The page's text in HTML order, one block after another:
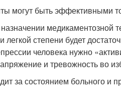
могут быть эффективными
медикаментозной
легкой степени будет
человека нужно
и тревожность во
за состоянием больного и